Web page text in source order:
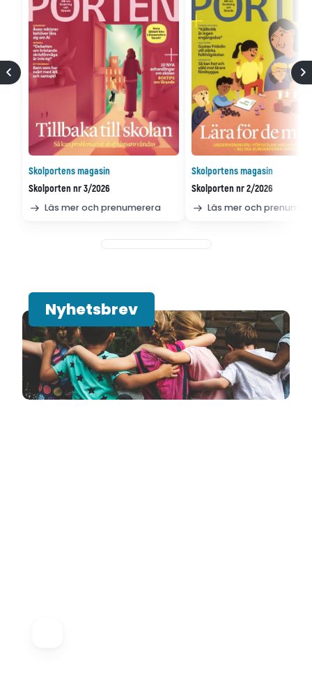
Skolportens magasin
Skolporten nr 3/2026
Läs mer och prenumerera
Skolportens magasin
Skolporten nr 2/2026
Läs mer och
Nyhetsbrev